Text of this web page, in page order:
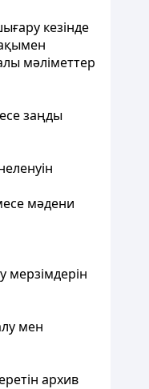
кезінде
мәліметтер
заңды
мәдени
мерзімдерін
мен
архив